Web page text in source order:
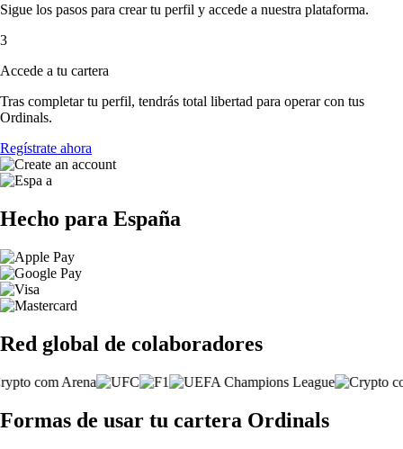
Sigue los pasos para crear tu perfil y accede a nuestra plataforma.
3
Accede a tu cartera
Tras completar tu perfil, tendrás total libertad para operar con tus
Ordinals.
Regístrate ahora
Hecho para España
Red global de colaboradores
Formas de usar tu cartera Ordinals